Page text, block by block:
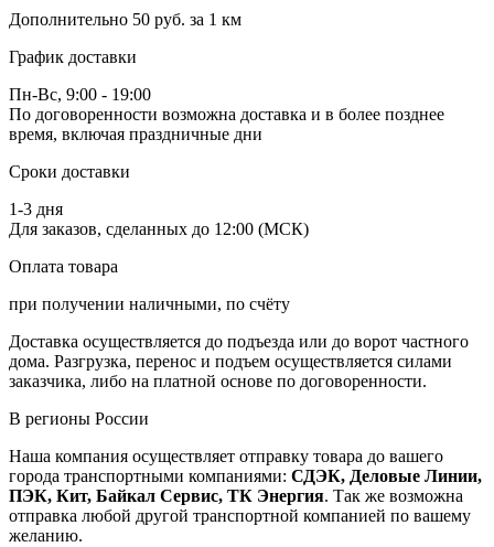
Дополнительно 50 руб. за 1 км
График доставки
Пн-Вс, 9:00 - 19:00
По договоренности возможна доставка и в более позднее
время, включая праздничные дни
Сроки доставки
1-3 дня
Для заказов, сделанных до 12:00 (МСК)
Оплата товара
при получении наличными, по счёту
Доставка осуществляется до подъезда или до ворот частного
дома. Разгрузка, перенос и подъем осуществляется силами
заказчика, либо на платной основе по договоренности.
В регионы России
Наша компания осуществляет отправку товара до вашего
города транспортными компаниями: СДЭК, Деловые Линии,
ПЭК, Кит, Байкал Сервис, ТК Энергия. Так же возможна
отправка любой другой транспортной компанией по вашему
желанию.